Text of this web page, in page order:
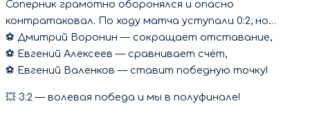
Соперник грамотно оборонялся и опасно
контратаковал. По ходу матча уступали 0:2, но…
⚽ Дмитрий Воронин — сокращает отставание,
⚽ Евгений Алексеев — сравнивает счёт,
⚽ Евгений Валенков — ставит победную точку!
💥 3:2 — волевая победа и мы в полуфинале!